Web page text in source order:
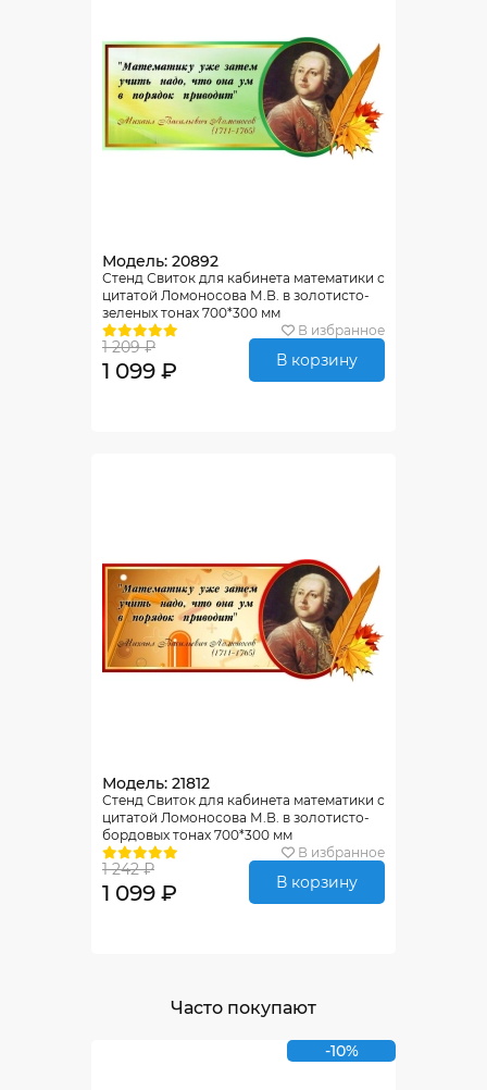
Модель: 20892
Стенд Свиток для кабинета математики с
цитатой Ломоносова М.В. в золотисто-
зеленых тонах 700*300 мм
В избранное
1 209 ₽
1 099 ₽ В корзину
Модель: 21812
Стенд Свиток для кабинета математики с
цитатой Ломоносова М.В. в золотисто-
бордовых тонах 700*300 мм
В избранное
1 242 ₽
1 099 ₽ В корзину
Часто покупают
-10%